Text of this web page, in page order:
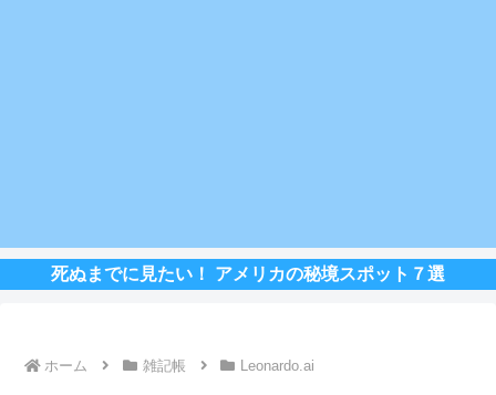
死ぬまでに見たい！ アメリカの秘境スポット７選
ホーム 雑記帳 Leonardo.ai